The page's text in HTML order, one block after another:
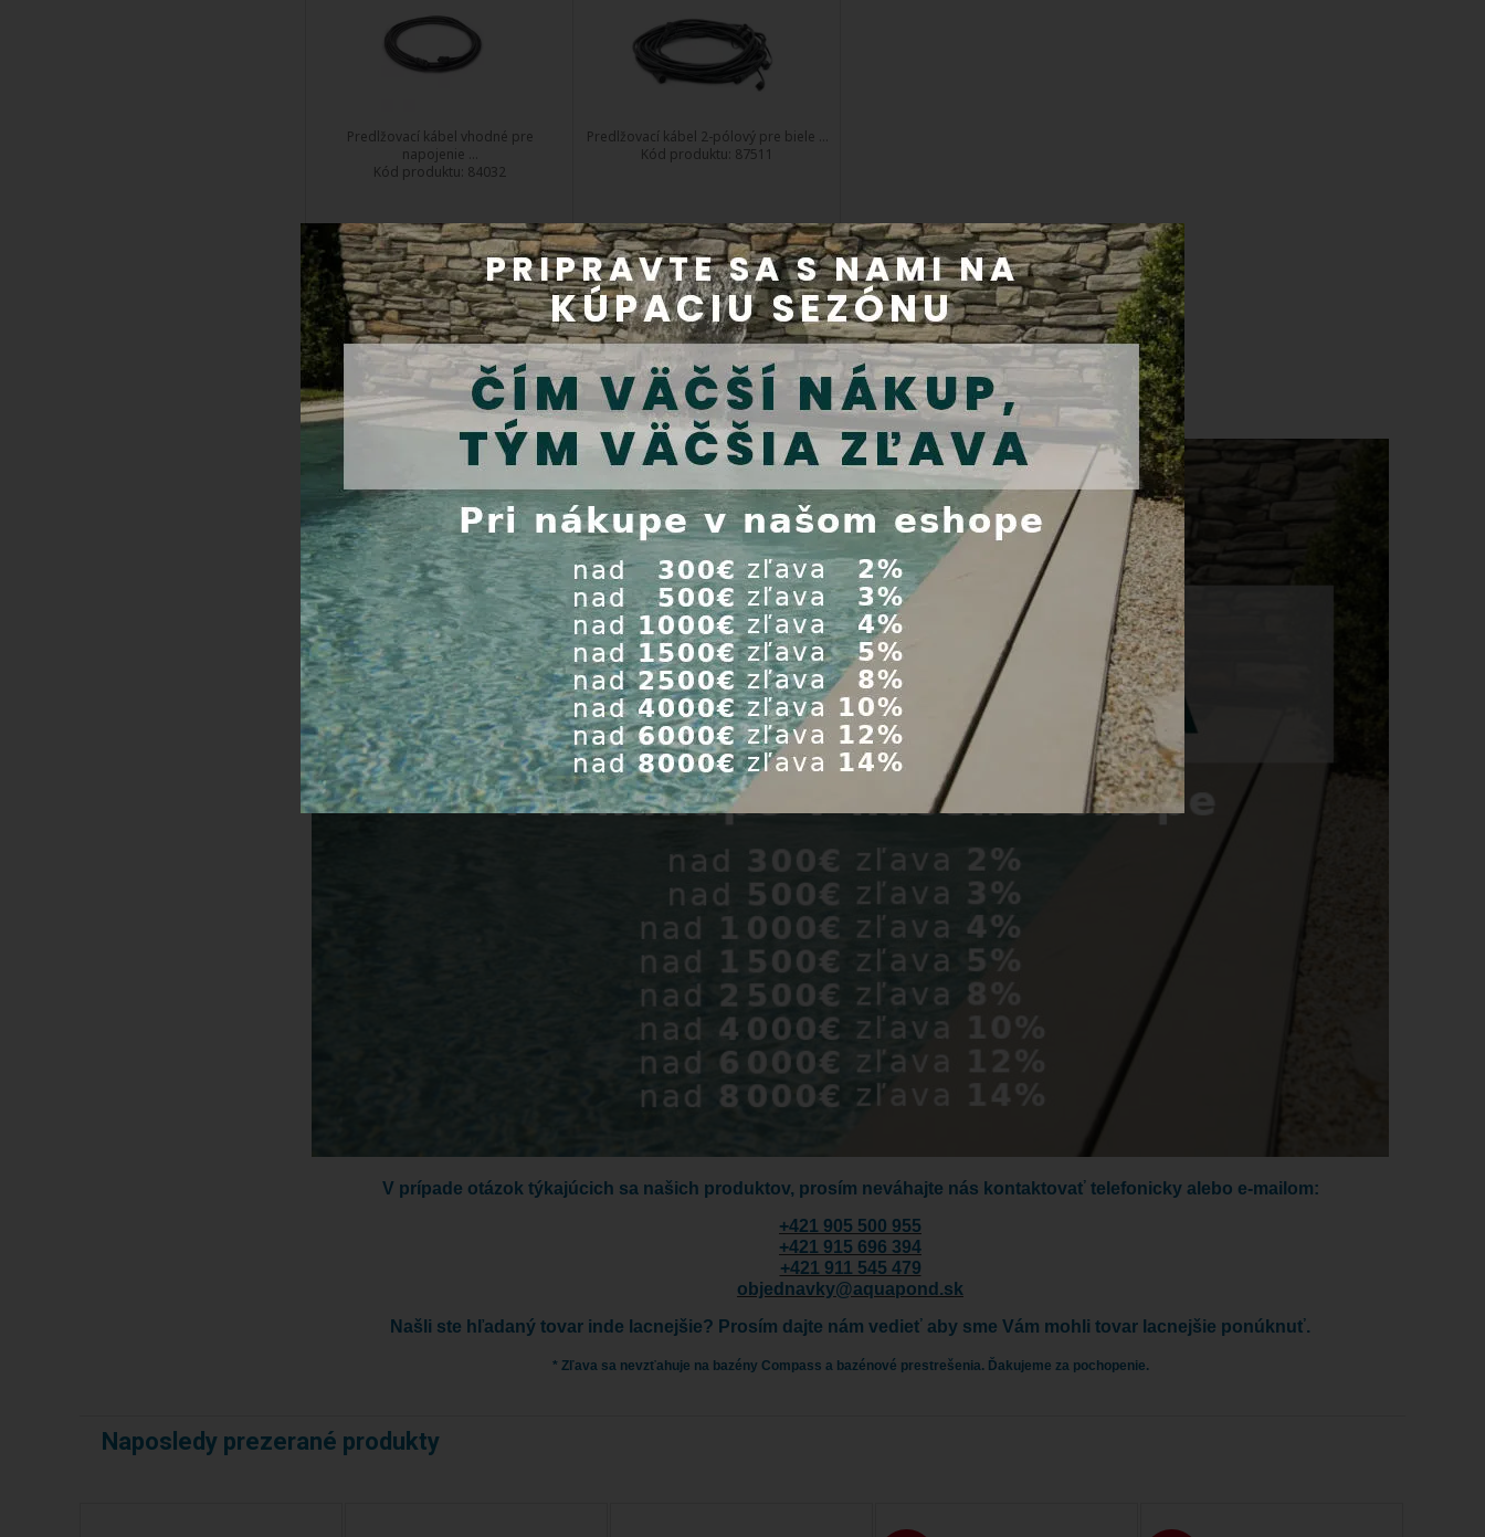
Predlžovací kábel vhodné pre
napojenie ...
Kód produktu: 84032
Cena s DPH:95,80 €
Kúpiť
Do 5 dní
Predlžovací kábel 2-pólový pre biele ...
Kód produktu: 87511
Cena s DPH:41,29 €
Kúpiť
Do 5 dní
LED osvetlenie
Halogénové
osvetlenie
Management
elektriky
Náhradné žiarovky
V prípade otázok týkajúcich sa našich produktov, prosím neváhajte nás kontaktovať telefonicky alebo e-mailom:
+421 905 500 955
+421 915 696 394
+421 911 545 479
objednavky@aquapond.sk
Našli ste hľadaný tovar inde lacnejšie? Prosím dajte nám vedieť aby sme Vám mohli tovar lacnejšie ponúknuť.
* Zľava sa nevzťahuje na bazény Compass a bazénové prestrešenia. Ďakujeme za pochopenie.
Naposledy prezerané produkty